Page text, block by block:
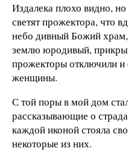
Издалека плохо видно,
светят прожектора, что
небо дивный Божий храм,
землю юродивый,
прожекторы отключили и
женщины.
С той поры в мой дом
рассказывающие о
каждой иконой стояла
некоторые из них.